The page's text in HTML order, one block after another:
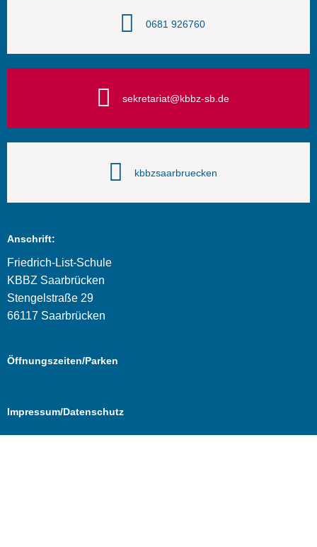
0681 926760
sekretariat@kbbz-sb.de
kbbzsaarbruecken
Anschrift:
Friedrich-List-Schule
KBBZ Saarbrücken
Stengelstraße 29
66117 Saarbrücken
Öffnungszeiten/Parken
Impressum/Datenschutz